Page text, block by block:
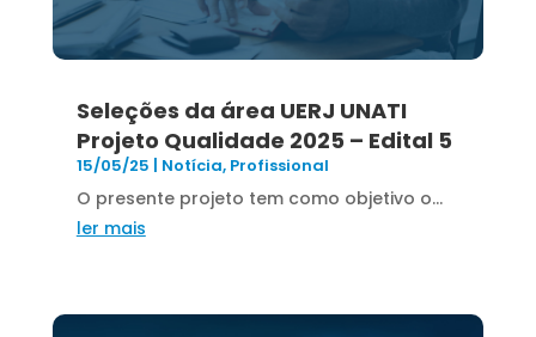
Seleções da área UERJ UNATI
Projeto Qualidade 2025 – Edital 5
15/05/25 | Notícia, Profissional
O presente projeto tem como objetivo o...
ler mais